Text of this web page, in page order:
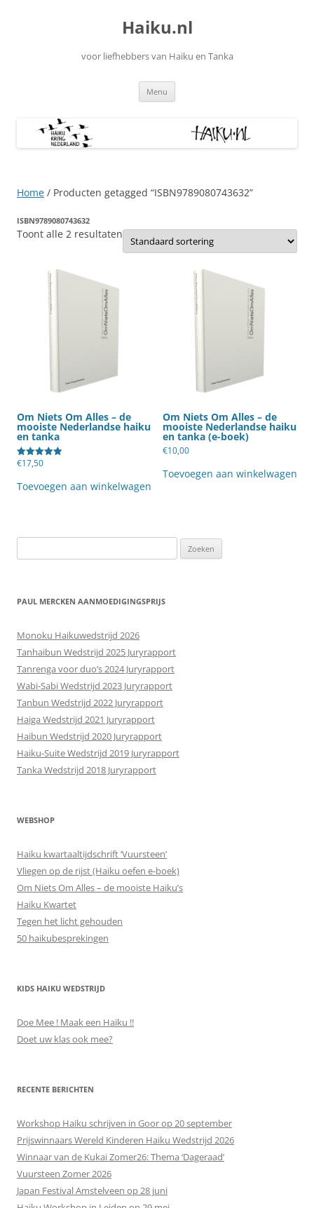
Haiku.nl
voor liefhebbers van Haiku en Tanka
Menu
Home / Producten getagged “ISBN9789080743632”
ISBN9789080743632
Toont alle 2 resultaten
Om Niets Om Alles – de
mooiste Nederlandse haiku
en tanka
Gewaardeerd
€17,50
Toevoegen aan winkelwagen
Om Niets Om Alles – de
mooiste Nederlandse haiku
en tanka (e-boek)
€10,00
Toevoegen aan winkelwagen
naar:
PAUL MERCKEN AANMOEDIGINGSPRIJS
Monoku Haikuwedstrijd 2026
Tanhaibun Wedstrijd 2025 Juryrapport
Tanrenga voor duo’s 2024 Juryrapport
Wabi-Sabi Wedstrijd 2023 Juryrapport
Tanbun Wedstrijd 2022 Juryrapport
Haiga Wedstrijd 2021 Juryrapport
Haibun Wedstrijd 2020 Juryrapport
Haiku-Suite Wedstrijd 2019 Juryrapport
Tanka Wedstrijd 2018 Juryrapport
WEBSHOP
Haiku kwartaaltijdschrift ‘Vuursteen’
Vliegen op de rijst (Haiku oefen e-boek)
Om Niets Om Alles – de mooiste Haiku’s
Haiku Kwartet
Tegen het licht gehouden
50 haikubesprekingen
KIDS HAIKU WEDSTRIJD
Doe Mee ! Maak een Haiku !!
Doet uw klas ook mee?
RECENTE BERICHTEN
Workshop Haiku schrijven in Goor op 20 september
Prijswinnaars Wereld Kinderen Haiku Wedstrijd 2026
Winnaar van de Kukai Zomer26: Thema ‘Dageraad’
Vuursteen Zomer 2026
Japan Festival Amstelveen op 28 juni